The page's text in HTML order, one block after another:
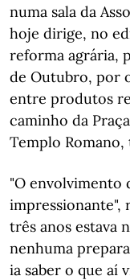
numa sala da
hoje dirige, no
reforma agrária,
de Outubro, por
entre produtos
caminho da
Templo
"O envolvimento
impressionante",
três anos estava
nenhuma
ia saber o que aí